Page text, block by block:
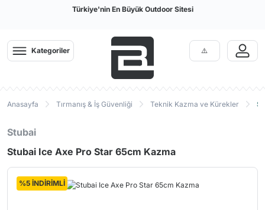
Türkiye'nin En Büyük Outdoor Sitesi
Kategoriler
Anasayfa Tırmanış & İş Güvenliği Teknik Kazma ve Kürekler
Stubai
Stubai Ice Axe Pro Star 65cm Kazma
%5 İNDİRİMLİ